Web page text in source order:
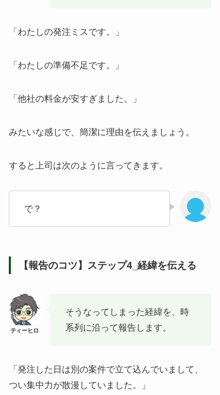
「わたしの発注ミスです。」
「わたしの準備不足です。」
「他社の料金が安すぎました。」
みたいな感じで、簡潔に理由を伝えましょう。
すると上司は次のように言ってきます。
で？
【報告のコツ】ステップ4_経緯を伝える
そうなってしまった経緯を、時
系列に沿って報告します。
「発注した日は別の案件で立て込んでいまして、
つい集中力が散漫していました。」